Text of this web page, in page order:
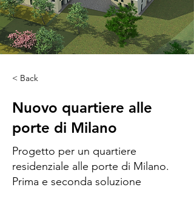
< Back
Nuovo quartiere alle
porte di Milano
Progetto per un quartiere
residenziale alle porte di Milano.
Prima e seconda soluzione